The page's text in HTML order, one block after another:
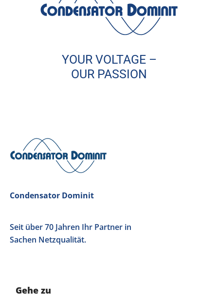
YOUR VOLTAGE –
OUR PASSION
Condensator Dominit
Seit über 70 Jahren Ihr Partner in
Sachen Netzqualität.
Gehe zu